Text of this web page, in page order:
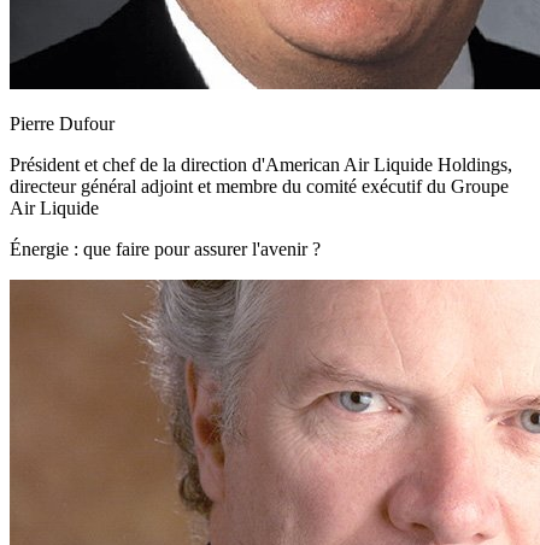
Pierre Dufour
Président et chef de la direction d'American Air Liquide Holdings,
directeur général adjoint et membre du comité exécutif du Groupe
Air Liquide
Énergie : que faire pour assurer l'avenir ?